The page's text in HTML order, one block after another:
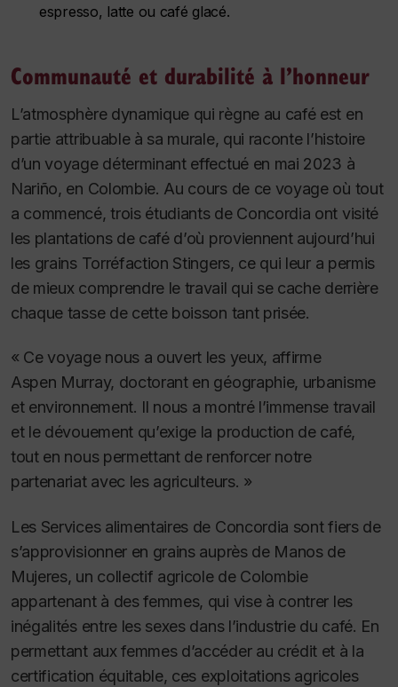
espresso, latte ou café glacé.
Communauté et durabilité à l’honneur
L’atmosphère dynamique qui règne au café est en
partie attribuable à sa murale, qui raconte l’histoire
d’un voyage déterminant effectué en mai 2023 à
Nariño, en Colombie. Au cours de ce voyage où tout
a commencé, trois étudiants de Concordia ont visité
les plantations de café d’où proviennent aujourd’hui
les grains Torréfaction Stingers, ce qui leur a permis
de mieux comprendre le travail qui se cache derrière
chaque tasse de cette boisson tant prisée.
« Ce voyage nous a ouvert les yeux, affirme
Aspen Murray, doctorant en géographie, urbanisme
et environnement. Il nous a montré l’immense travail
et le dévouement qu’exige la production de café,
tout en nous permettant de renforcer notre
partenariat avec les agriculteurs. »
Les Services alimentaires de Concordia sont fiers de
s’approvisionner en grains auprès de Manos de
Mujeres, un collectif agricole de Colombie
appartenant à des femmes, qui vise à contrer les
inégalités entre les sexes dans l’industrie du café. En
permettant aux femmes d’accéder au crédit et à la
certification équitable, ces exploitations agricoles